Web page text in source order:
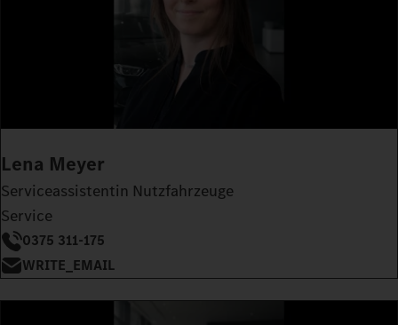
Lena Meyer
Serviceassistentin Nutzfahrzeuge
Service
0375 311-175
WRITE_EMAIL